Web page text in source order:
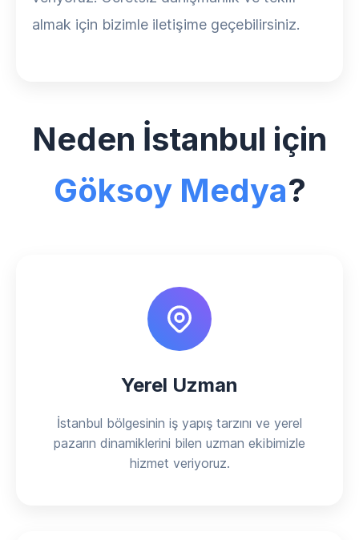
almak için bizimle iletişime geçebilirsiniz.
Neden İstanbul için
Göksoy Medya?
Yerel Uzman
İstanbul bölgesinin iş yapış tarzını ve yerel
pazarın dinamiklerini bilen uzman ekibimizle
hizmet veriyoruz.